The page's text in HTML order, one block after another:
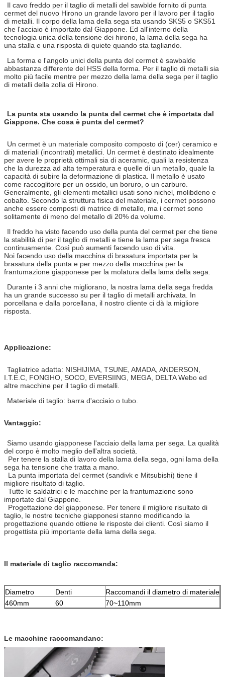
Il cavo freddo per il taglio di metalli del sawblde fornito di punta
cermet del nuovo Hirono un grande lavoro per il lavoro per il taglio
di metalli. Il corpo della lama della sega sta usando SKS5 o SKS51
che l'acciaio è importato dal Giappone. Ed all'interno della
tecnologia unica della tensione dei hirono, la lama della sega ha
una stalla e una risposta di quiete quando sta tagliando.
La forma e l'angolo unici della punta del cermet è sawbalde
abbastanza differente del HSS della forma. Per il taglio di metalli sia
molto più facile mentre per mezzo della lama della sega per il taglio
di metalli della zolla di Hirono.
La punta sta usando la punta del cermet che è importata dal
Giappone. Che cosa è punta del cermet?
Un cermet è un materiale composito composto di (cer) ceramico e
di materiali (incontrati) metallici. Un cermet è destinato idealmente
per avere le proprietà ottimali sia di aceramic, quali la resistenza
che la durezza ad alta temperatura e quelle di un metallo, quale la
capacità di subire la deformazione di plastica. Il metallo è usato
come raccoglitore per un ossido, un boruro, o un carburo.
Generalmente, gli elementi metallici usati sono nichel, molibdeno e
cobalto. Secondo la struttura fisica del materiale, i cermet possono
anche essere composti di matrice di metallo, ma i cermet sono
solitamente di meno del metallo di 20% da volume.
Il freddo ha visto facendo uso della punta del cermet per che tiene
la stabilità di per il taglio di metalli e tiene la lama per sega fresca
continuamente. Così può aumenti facendo uso di vita.
Noi facendo uso della macchina di brasatura importata per la
brasatura della punta e per mezzo della macchina per la
frantumazione giapponese per la molatura della lama della sega.
Durante i 3 anni che migliorano, la nostra lama della sega fredda
ha un grande successo su per il taglio di metalli archivata. In
porcellana e dalla porcellana, il nostro cliente ci dà la migliore
risposta.
Applicazione:
Tagliatrice adatta: NISHIJIMA, TSUNE, AMADA, ANDERSON,
I.T.E.C, FONGHO, SOCO, EVERSIING, MEGA, DELTA Webo ed
altre macchine per il taglio di metalli.
Materiale di taglio: barra d'acciaio o tubo.
Vantaggio:
Siamo usando giapponese l'acciaio della lama per sega. La qualità
del corpo è molto meglio dell'altra società.
Per tenere la stalla di lavoro della lama della sega, ogni lama della
sega ha tensione che tratta a mano.
La punta importata del cermet (sandivk e Mitsubishi) tiene il
migliore risultato di taglio.
Tutte le saldatrici e le macchine per la frantumazione sono
importate dal Giappone.
Progettazione del giapponese. Per tenere il migliore risultato di
taglio, le nostre tecniche giapponesi stanno modificando la
progettazione quando ottiene le risposte dei clienti. Così siamo il
progettista più importante della lama della sega.
Il materiale di taglio raccomanda:
Diametro Denti
Raccomandi il diametro di materiale
460mm
60 70~110mm
Le macchine raccomandano: